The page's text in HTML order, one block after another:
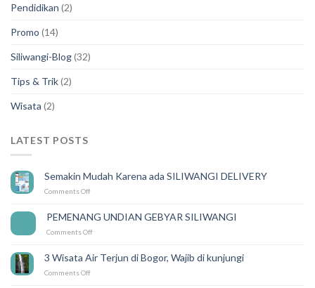
Pendidikan (2)
Promo (14)
Siliwangi-Blog(32)
Tips & Trik(2)
Wisata (2)
LATEST POSTS
Semakin Mudah Karena ada SILIWANGI DELIVERY
Comments Offon
Mudah
Karena
ada
DELIVERY
PEMENANG UNDIAN GEBYAR SILIWANGI
Comments Offon
UNDIAN
GEBYAR
3 Wisata Air Terjun di Bogor, Wajib di kunjungi
Comments Offon